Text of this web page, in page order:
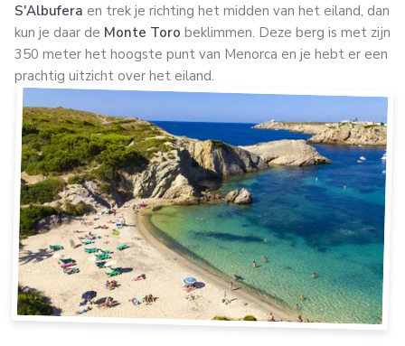
S'Albufera en trek je richting het midden van het eiland, dan
kun je daar de Monte Toro beklimmen. Deze berg is met zijn
350 meter het hoogste punt van Menorca en je hebt er een
prachtig uitzicht over het eiland.